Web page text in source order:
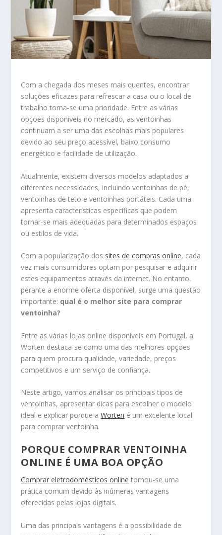
Com a chegada dos meses mais quentes, encontrar
soluções eficazes para refrescar a casa ou o local de
trabalho torna-se uma prioridade. Entre as várias
opções disponíveis no mercado, as ventoinhas
continuam a ser uma das escolhas mais populares
devido ao seu preço acessível, baixo consumo
energético e facilidade de utilização.
Atualmente, existem diversos modelos adaptados a
diferentes necessidades, incluindo ventoinhas de pé,
ventoinhas de teto e ventoinhas portáteis. Cada uma
apresenta características específicas que podem
tornar-se mais adequadas para determinados espaços
ou estilos de vida.
Com a popularização dos sites de compras online, cada
vez mais consumidores optam por pesquisar e adquirir
estes equipamentos através da internet. No entanto,
perante a enorme oferta disponível, surge uma questão
importante: qual é o melhor site para comprar
ventoinha?
Entre as várias lojas online disponíveis em Portugal, a
Worten destaca-se como uma das melhores opções
para quem procura qualidade, variedade, preços
competitivos e um serviço de confiança.
Neste artigo, vamos analisar os principais tipos de
ventoinhas, apresentar dicas para escolher o modelo
ideal e explicar porque aWorten é um excelente local
para comprar ventoinha.
PORQUE COMPRAR VENTOINHA
ONLINE É UMA BOA OPÇÃO
Comprar eletrodomésticos online tornou-se uma
prática comum devido às inúmeras vantagens
oferecidas pelas lojas digitais.
Uma das principais vantagens é a possibilidade de